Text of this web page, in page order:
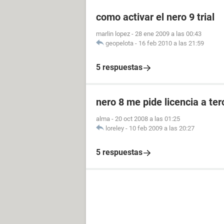
como activar el nero 9 trial
marlin lopez - 28 ene 2009 a las 00:43
geopelota - 16 feb 2010 a las 21:59
5 respuestas
nero 8 me pide licencia a
alma - 20 oct 2008 a las 01:25
loreley - 10 feb 2009 a las 20:27
5 respuestas